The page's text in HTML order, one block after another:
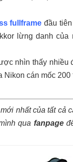
fullframe đầu
lừng danh
nhìn thấy
Nikon cán mốc
nhất của tất cả
qua fanpage